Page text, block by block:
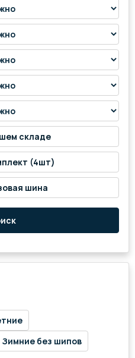
складе
(4шт)
шина
Зимние без шипов